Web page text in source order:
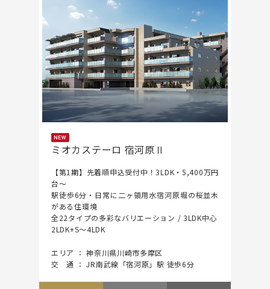
ミオカステーロ 宿河原Ⅱ
【第1期】先着順申込受付中！3LDK・5,400万円
台～
駅徒歩6分・日常に二ヶ領用水宿河原堀の桜並木
がある住環境
全22タイプの多彩なバリエーション / 3LDK中心
2LDK+S～4LDK
エリア ： 神奈川県川崎市多摩区
交 通 ： JR南武線「宿河原」駅 徒歩6分